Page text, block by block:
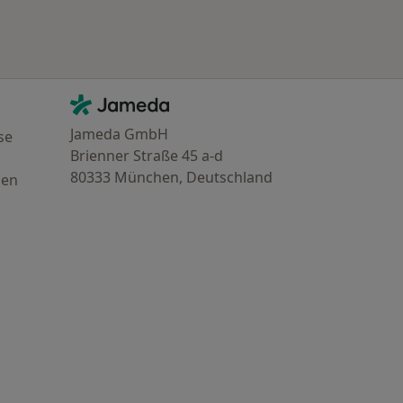
Kontakt
Jameda - Startseite
Jameda GmbH
Brienner Straße 45 a-d
80333 München, Deutschland